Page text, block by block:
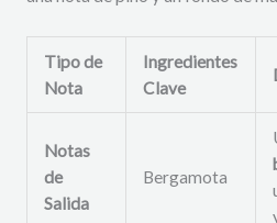
Tipo de
Nota
Ingredientes
Clave
Notas
de
Salida
Bergamota